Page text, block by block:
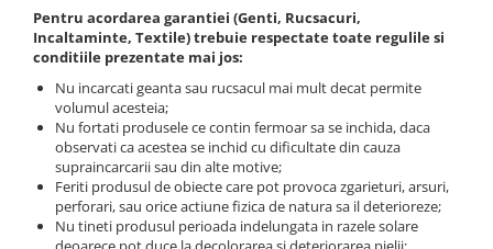
Pentru acordarea garantiei (Genti, Rucsacuri,
Incaltaminte, Textile) trebuie respectate toate regulile si
conditiile prezentate mai jos:
Nu incarcati geanta sau rucsacul mai mult decat permite
volumul acesteia;
Nu fortati produsele ce contin fermoar sa se inchida, daca
observati ca acestea se inchid cu dificultate din cauza
supraincarcarii sau din alte motive;
Feriti produsul de obiecte care pot provoca zgarieturi, arsuri,
perforari, sau orice actiune fizica de natura sa il deterioreze;
Nu tineti produsul perioada indelungata in razele solare